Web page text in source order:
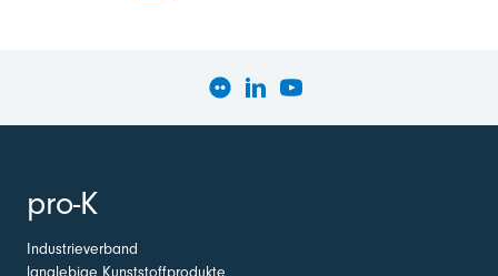
pro-K
Industrieverband
langlebige Kunststoffprodukte